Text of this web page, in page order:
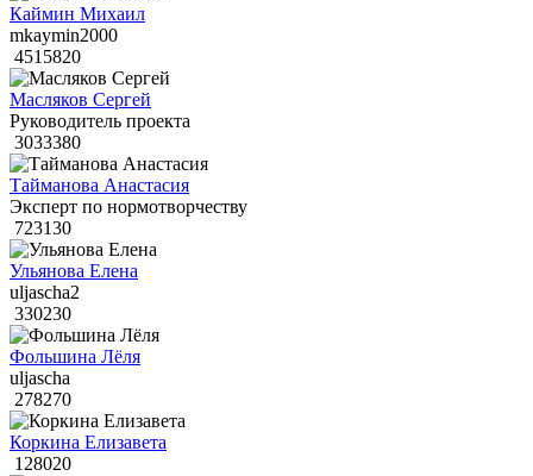
Каймин Михаил
mkaymin2000
4515820
Масляков Сергей
Руководитель проекта
3033380
Тайманова Анастасия
Эксперт по нормотворчеству
723130
Ульянова Елена
uljascha2
330230
Фольшина Лёля
uljascha
278270
Коркина Елизавета
128020